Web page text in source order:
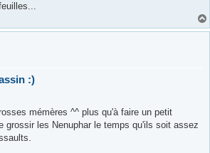
:)
mémères ^^ plus qu'à faire un petit
grossir les Nenuphar le temps qu'ils soit assez